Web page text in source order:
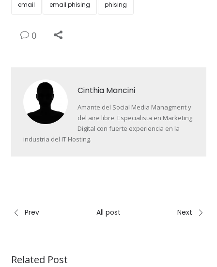
email email phising phising
0
Cinthia Mancini
Amante del Social Media Managment y
del aire libre. Especialista en Marketing
Digital con fuerte experiencia en la
industria del IT Hosting.
Prev All post Next
Related Post